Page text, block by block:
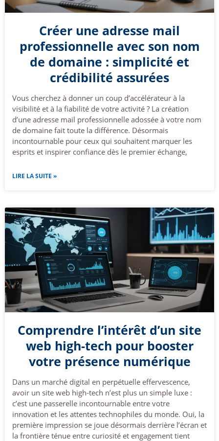
Créer une adresse mail
professionnelle avec son nom
de domaine : simplicité et
crédibilité assurées
Vous cherchez à donner un coup d’accélérateur à la
visibilité et à la fiabilité de votre activité ? La création
d’une adresse mail professionnelle adossée à votre nom
de domaine fait toute la différence. Désormais
incontournable pour ceux qui souhaitent marquer les
esprits et inspirer confiance dès le premier échange,
LIRE LA SUITE »
Comprendre l’intérêt d’un site
web high-tech pour booster
votre présence numérique
Dans un marché digital en perpétuelle effervescence,
avoir un site web high-tech n’est plus un simple luxe :
c’est une passerelle incontournable entre votre
innovation et les attentes technophiles du monde. Oui, la
première impression se joue désormais derrière l’écran et
la frontière ténue entre curiosité et engagement tient